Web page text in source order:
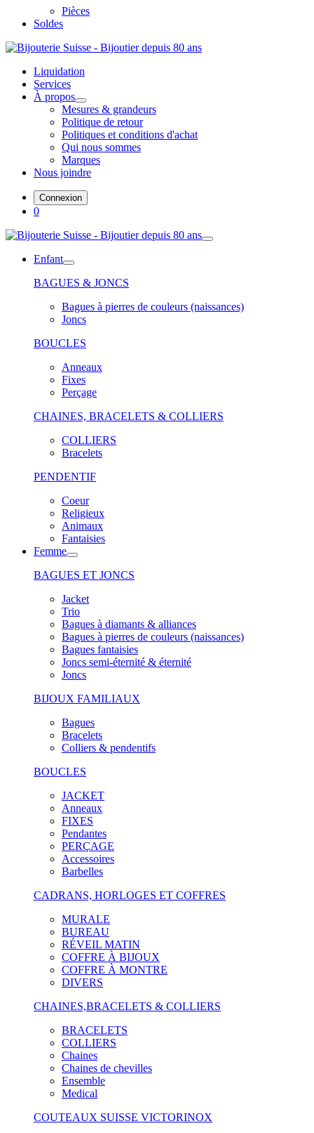
Pièces
Soldes
Liquidation
Services
À propos
Mesures & grandeurs
Politique de retour
Politiques et conditions d'achat
Qui nous sommes
Marques
Nous joindre
Connexion
0
Enfant
BAGUES & JONCS
Bagues à pierres de couleurs (naissances)
Joncs
BOUCLES
Anneaux
Fixes
Perçage
CHAINES, BRACELETS & COLLIERS
COLLIERS
Bracelets
PENDENTIF
Coeur
Religieux
Animaux
Fantaisies
Femme
BAGUES ET JONCS
Jacket
Trio
Bagues à diamants & alliances
Bagues à pierres de couleurs (naissances)
Bagues fantaisies
Joncs semi-éternité & éternité
Joncs
BIJOUX FAMILIAUX
Bagues
Bracelets
Colliers & pendentifs
BOUCLES
JACKET
Anneaux
FIXES
Pendantes
PERÇAGE
Accessoires
Barbelles
CADRANS, HORLOGES ET COFFRES
MURALE
BUREAU
RÉVEIL MATIN
COFFRE À BIJOUX
COFFRE À MONTRE
DIVERS
CHAINES,BRACELETS & COLLIERS
BRACELETS
COLLIERS
Chaines
Chaines de chevilles
Ensemble
Medical
COUTEAUX SUISSE VICTORINOX